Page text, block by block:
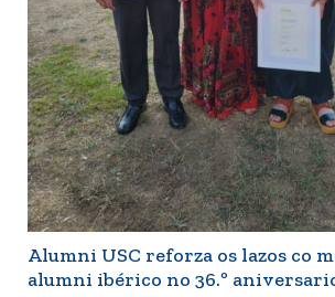
Alumni USC reforza os lazos co
alumni ibérico no 36.º